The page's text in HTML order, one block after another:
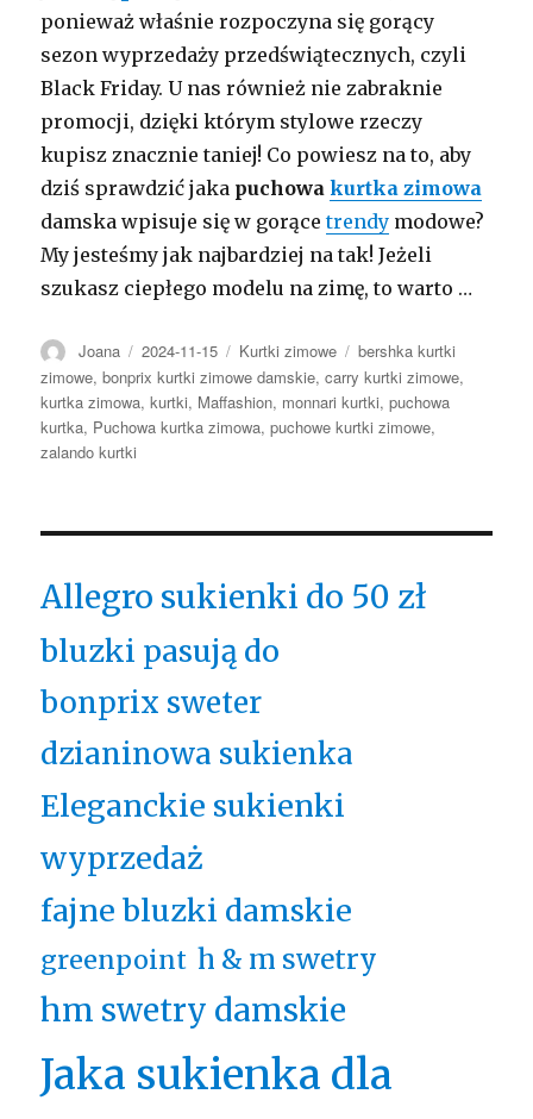
ponieważ właśnie rozpoczyna się gorący
sezon wyprzedaży przedświątecznych, czyli
Black Friday. U nas również nie zabraknie
promocji, dzięki którym stylowe rzeczy
kupisz znacznie taniej! Co powiesz na to, aby
dziś sprawdzić jaka puchowakurtka zimowa
damska wpisuje się w gorącetrendy modowe?
My jesteśmy jak najbardziej na tak! Jeżeli
szukasz ciepłego modelu na zimę, to warto …
Autor
Joana Opublikowano
2024-11-15 Kategorie
Kurtki zimowe Tagi
bershka kurtki
zimowe,bonprix kurtki zimowe damskie,carry kurtki zimowe,
kurtka zimowa,kurtki, Maffashion, monnari kurtki,puchowa
kurtka, Puchowa kurtka zimowa,puchowe kurtki zimowe,
zalando kurtki
Allegro sukienki do 50 zł
bluzki pasują do
bonprix sweter
dzianinowa sukienka
Eleganckie sukienki
wyprzedaż
fajne bluzki damskie
greenpoint h & m swetry
hm swetry damskie
Jaka sukienka dla